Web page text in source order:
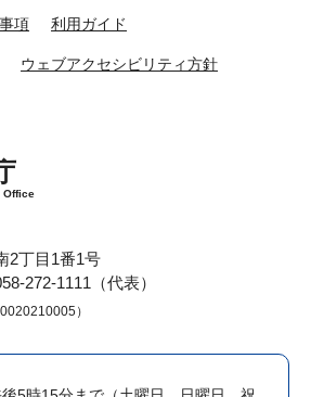
項 利用ガイド
ウェブアクセシビリティ方針
Office
2丁目1番1号
272-1111（代表）
）